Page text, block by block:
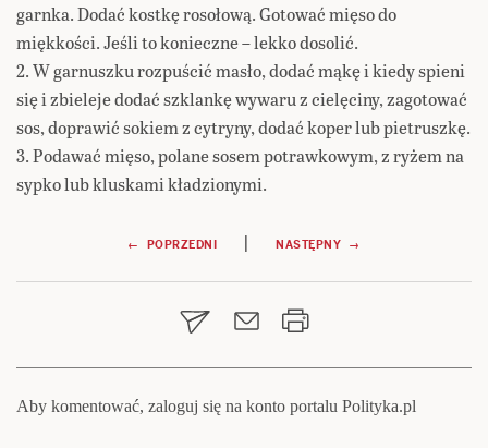
garnka. Dodać kostkę rosołową. Gotować mięso do
miękkości. Jeśli to konieczne – lekko dosolić.
2. W garnuszku rozpuścić masło, dodać mąkę i kiedy spieni
się i zbieleje dodać szklankę wywaru z cielęciny, zagotować
sos, doprawić sokiem z cytryny, dodać koper lub pietruszkę.
3. Podawać mięso, polane sosem potrawkowym, z ryżem na
sypko lub kluskami kładzionymi.
Nawigacja
wpisu
← POPRZEDNI | NASTĘPNY →
Aby komentować, zaloguj się na konto portalu Polityka.pl